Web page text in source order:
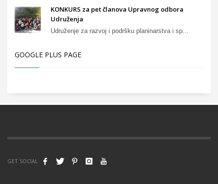
KONKURS za pet članova Upravnog odbora
Udruženja
Udruženje za razvoj i podršku planinarstva i sp...
GOOGLE PLUS PAGE
GET SOCIAL